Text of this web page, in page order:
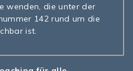
wenden, die unter der
142 rund um die
ist.